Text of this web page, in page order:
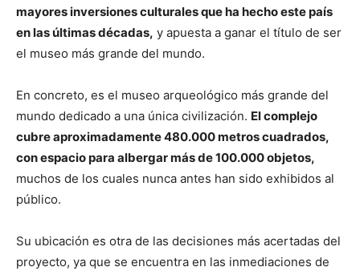
mayores inversiones culturales que ha hecho este país
en las últimas décadas, y apuesta a ganar el título de ser
el museo más grande del mundo.
En concreto, es el museo arqueológico más grande del
mundo dedicado a una única civilización. El complejo
cubre aproximadamente 480.000 metros cuadrados,
con espacio para albergar más de 100.000 objetos,
muchos de los cuales nunca antes han sido exhibidos al
público.
Su ubicación es otra de las decisiones más acertadas del
proyecto, ya que se encuentra en las inmediaciones de